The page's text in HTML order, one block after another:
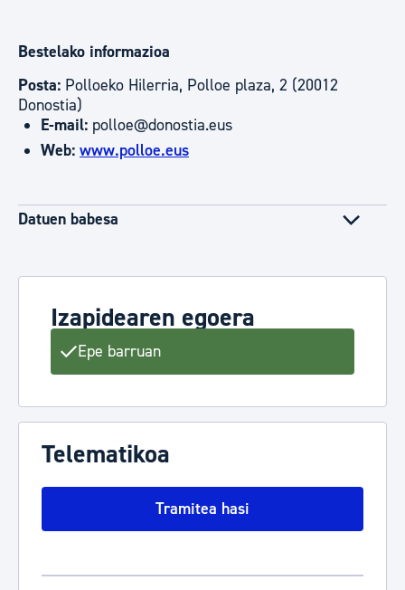
Bestelako informazioa
Posta: Polloeko Hilerria, Polloe plaza, 2 (20012
Donostia)
E-mail: polloe@donostia.eus
Web: www.polloe.eus
Datuen babesa
Izapidearen egoera
Epe barruan
Telematikoa
Tramitea hasi